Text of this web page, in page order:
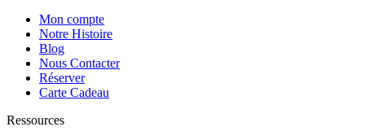
Mon compte
Notre Histoire
Blog
Nous Contacter
Réserver
Carte Cadeau
Ressources